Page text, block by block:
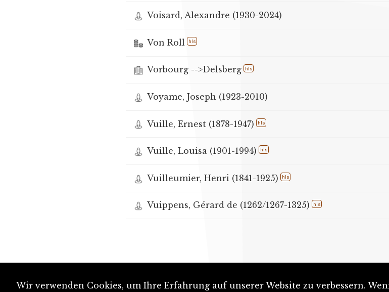
Voisard, Alexandre (1930-2024)
Von Roll hls
Vorbourg -->Delsberg hls
Voyame, Joseph (1923-2010)
Vuille, Ernest (1878-1947) hls
Vuille, Louisa (1901-1994) hls
Vuilleumier, Henri (1841-1925) hls
Vuippens, Gérard de (1262/1267-1325) hls
Wir verwenden Cookies, um Ihre Erfahrung auf unserer Website zu verbessern.